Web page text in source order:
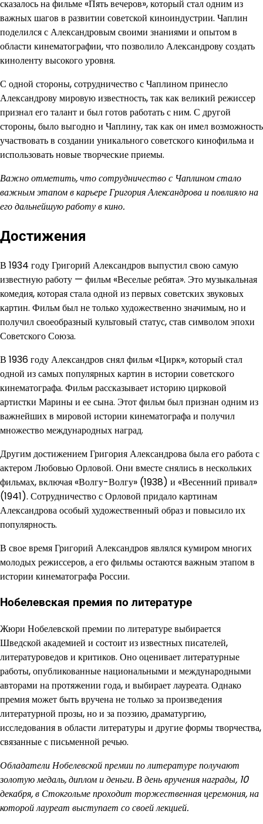
сказалось на фильме «Пять вечеров», который стал одним из
важных шагов в развитии советской киноиндустрии. Чаплин
поделился с Александровым своими знаниями и опытом в
области кинематографии, что позволило Александрову создать
киноленту высокого уровня.
С одной стороны, сотрудничество с Чаплином принесло
Александрову мировую известность, так как великий режиссер
признал его талант и был готов работать с ним. С другой
стороны, было выгодно и Чаплину, так как он имел возможность
участвовать в создании уникального советского кинофильма и
использовать новые творческие приемы.
Важно отметить, что сотрудничество с Чаплином стало
важным этапом в карьере Григория Александрова и повлияло на
его дальнейшую работу в кино.
Достижения
В 1934 году Григорий Александров выпустил свою самую
известную работу — фильм «Веселые ребята». Это музыкальная
комедия, которая стала одной из первых советских звуковых
картин. Фильм был не только художественно значимым, но и
получил своеобразный культовый статус, став символом эпохи
Советского Союза.
В 1936 году Александров снял фильм «Цирк», который стал
одной из самых популярных картин в истории советского
кинематографа. Фильм рассказывает историю цирковой
артистки Марины и ее сына. Этот фильм был признан одним из
важнейших в мировой истории кинематографа и получил
множество международных наград.
Другим достижением Григория Александрова была его работа с
актером Любовью Орловой. Они вместе снялись в нескольких
фильмах, включая «Волгу-Волгу» (1938) и «Весенний привал»
(1941). Сотрудничество с Орловой придало картинам
Александрова особый художественный образ и повысило их
популярность.
В свое время Григорий Александров являлся кумиром многих
молодых режиссеров, а его фильмы остаются важным этапом в
истории кинематографа России.
Нобелевская премия по литературе
Жюри Нобелевской премии по литературе выбирается
Шведской академией и состоит из известных писателей,
литературоведов и критиков. Оно оценивает литературные
работы, опубликованные национальными и международными
авторами на протяжении года, и выбирает лауреата. Однако
премия может быть вручена не только за произведения
литературной прозы, но и за поэзию, драматургию,
исследования в области литературы и другие формы творчества,
связанные с письменной речью.
Обладатели Нобелевской премии по литературе получают
золотую медаль, диплом и деньги. В день вручения награды, 10
декабря, в Стокгольме проходит торжественная церемония, на
которой лауреат выступает со своей лекцией.